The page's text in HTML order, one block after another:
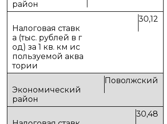
30,12
Поволжский
30,48